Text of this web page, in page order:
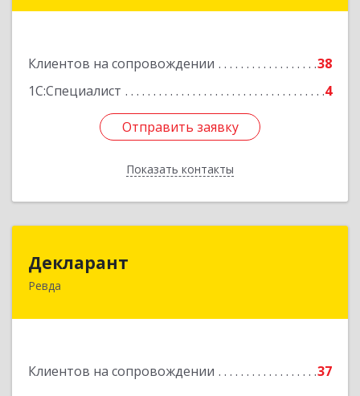
Клиентов на сопровождении
38
1С:Специалист
4
Отправить заявку
Показать контакты
Подробнее
Отправить заявку
Назад
Декларант
Ревда
Клиентов на сопровождении 37
623280, Свердловская обл, Ревда г, Азина ул,